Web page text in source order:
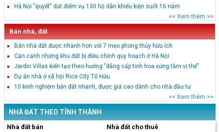
Hà Nội "quyết" dứt điểm vụ 130 hộ dân khiếu kiện suốt 16 năm
<< Xem thêm >>
Bán nhà, đất
Bán nhà đất được nhanh hơn với 7 mẹo phong thủy hữu ích
Cận cảnh những khu đất bị điều chỉnh quy hoạch ở Hà Nội
Jardin Villas kiến tạo theo hướng "đẳng cấp tinh hoa xứng tầm vị thế"
Dự án nhà ở xã hội Rice City Tố Hữu
10 kinh nghiệm bán đất nhanh, được giá cao dành cho nhà đầu tư
<< Xem thêm >>
NHÀ ĐẤT THEO TỈNH THÀNH
Nhà đất bán Nhà đất cho thuê